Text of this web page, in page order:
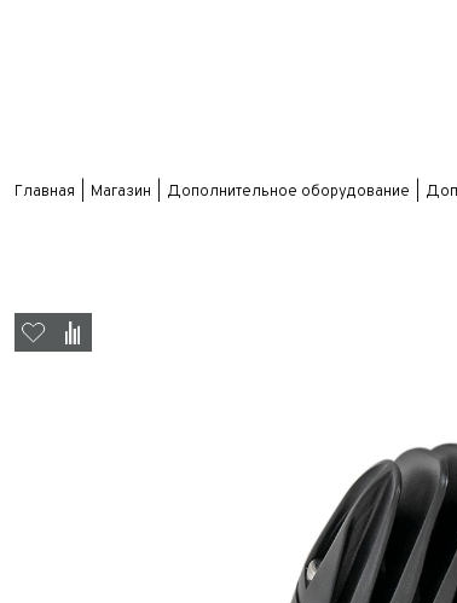
Главная Магазин Дополнительное оборудование